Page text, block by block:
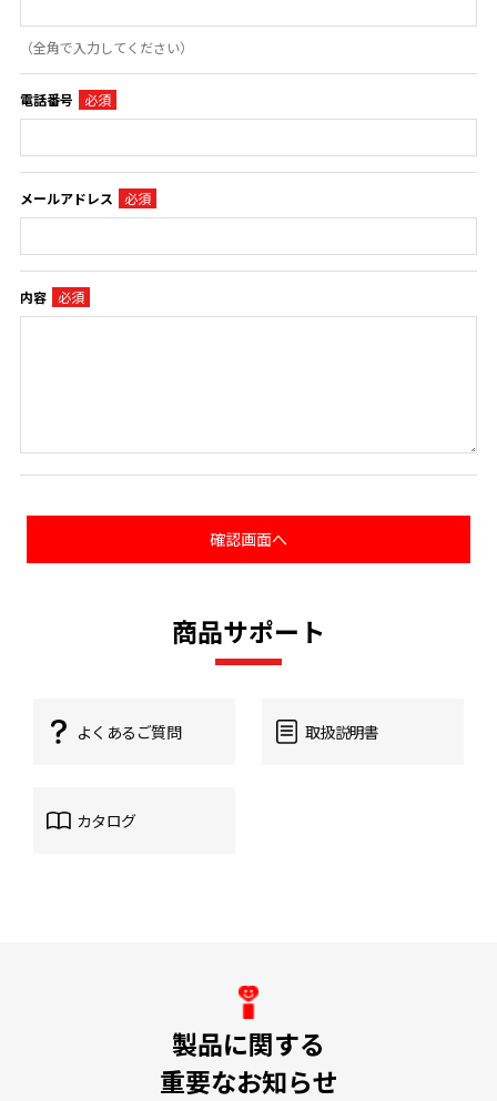
（全角で入力してください）
電話番号
メールアドレス
内容
商品サポート
よくあるご質問 取扱説明書
カタログ
製品に関する
重要なお知らせ